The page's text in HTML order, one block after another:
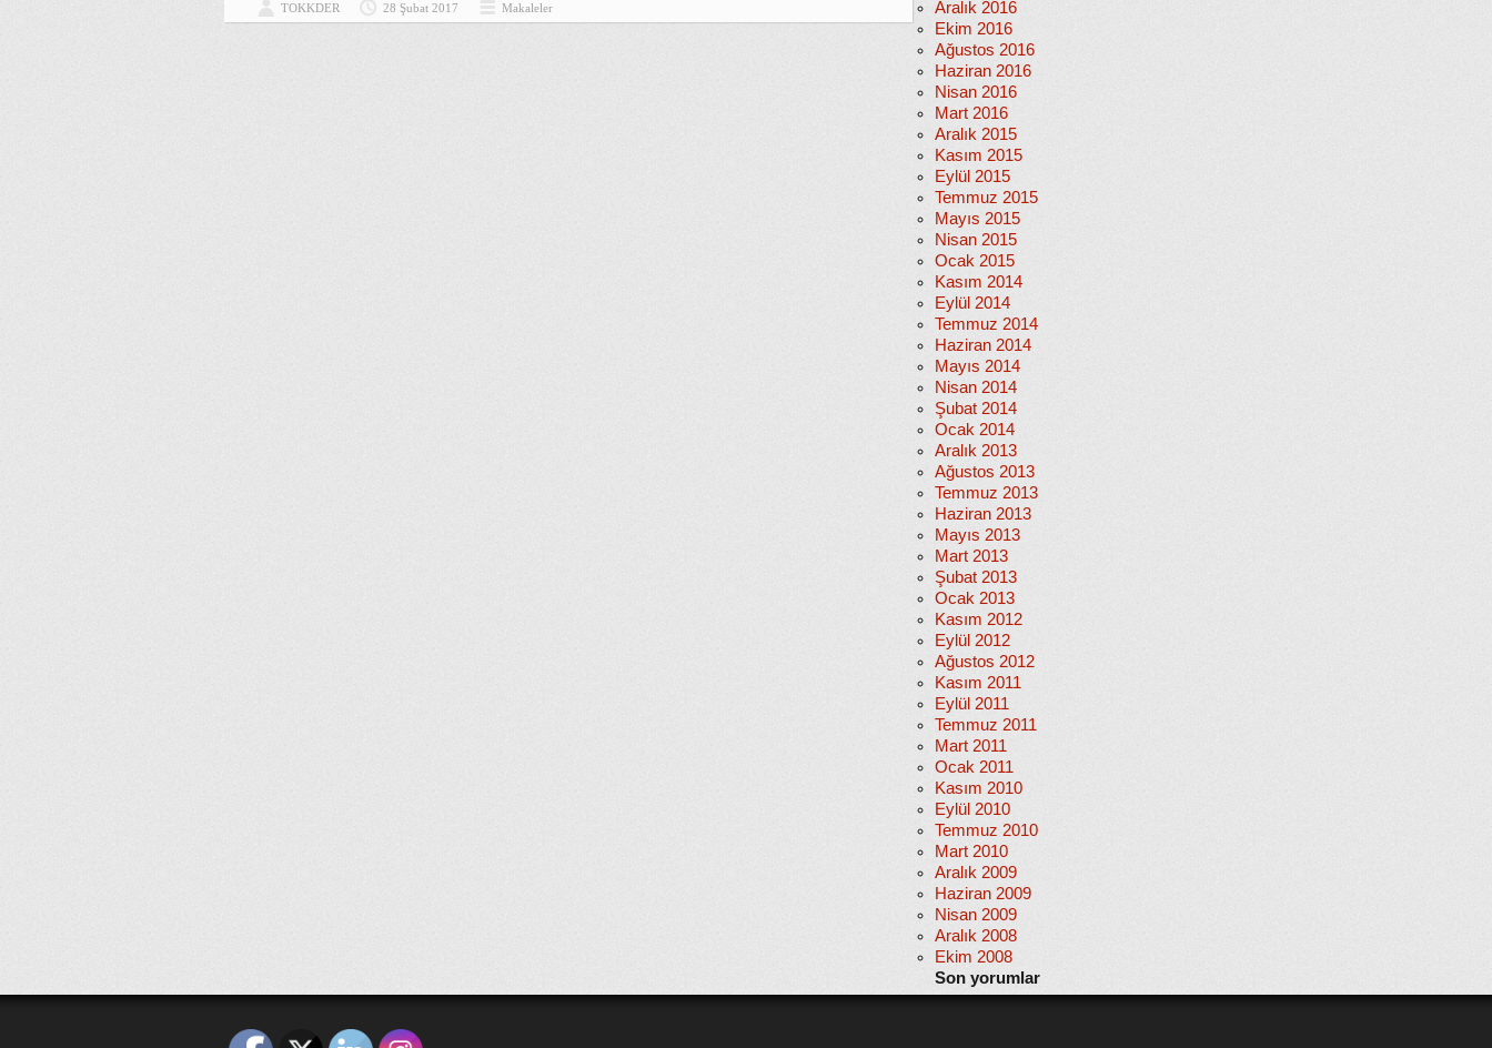
TOKKDER 28 Şubat 2017 Makaleler
Aralık 2016
Ekim 2016
Ağustos 2016
Haziran 2016
Nisan 2016
Mart 2016
Aralık 2015
Kasım 2015
Eylül 2015
Temmuz 2015
Mayıs 2015
Nisan 2015
Ocak 2015
Kasım 2014
Eylül 2014
Temmuz 2014
Haziran 2014
Mayıs 2014
Nisan 2014
Şubat 2014
Ocak 2014
Aralık 2013
Ağustos 2013
Temmuz 2013
Haziran 2013
Mayıs 2013
Mart 2013
Şubat 2013
Ocak 2013
Kasım 2012
Eylül 2012
Ağustos 2012
Kasım 2011
Eylül 2011
Temmuz 2011
Mart 2011
Ocak 2011
Kasım 2010
Eylül 2010
Temmuz 2010
Mart 2010
Aralık 2009
Haziran 2009
Nisan 2009
Aralık 2008
Ekim 2008
Son yorumlar